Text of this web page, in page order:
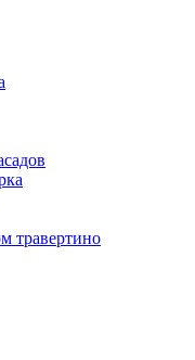
травертино